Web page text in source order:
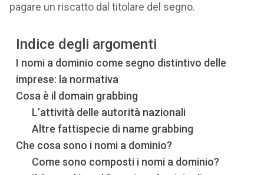
pagare un riscatto dal titolare del segno.
Indice degli argomenti
I nomi a dominio come segno distintivo delle
imprese: la normativa
Cosa è il domain grabbing
L’attività delle autorità nazionali
Altre fattispecie di name grabbing
Che cosa sono i nomi a dominio?
Come sono composti i nomi a dominio?